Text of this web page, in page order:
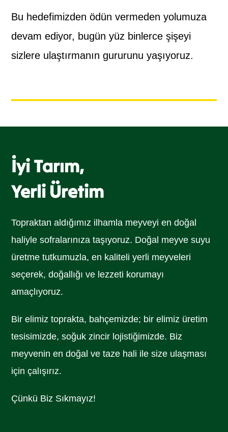
Bu hedefimizden ödün vermeden yolumuza
devam ediyor, bugün yüz binlerce şişeyi
sizlere ulaştırmanın gururunu yaşıyoruz.
İyi Tarım,
Yerli Üretim
Topraktan aldığımız ilhamla meyveyi en doğal
haliyle sofralarınıza taşıyoruz. Doğal meyve suyu
üretme tutkumuzla, en kaliteli yerli meyveleri
seçerek, doğallığı ve lezzeti korumayı
amaçlıyoruz.
Bir elimiz toprakta, bahçemizde; bir elimiz üretim
tesisimizde, soğuk zincir lojistiğimizde. Biz
meyvenin en doğal ve taze hali ile size ulaşması
için çalışırız.
Çünkü Biz Sıkmayız!